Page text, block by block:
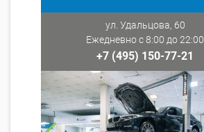
ул. Удальцова, 60
Ежедневно с 8:00 до 22:00
+7 (495) 150-77-21